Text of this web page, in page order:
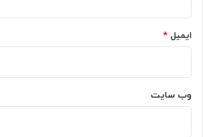
ایمیل *
وب‌ سایت